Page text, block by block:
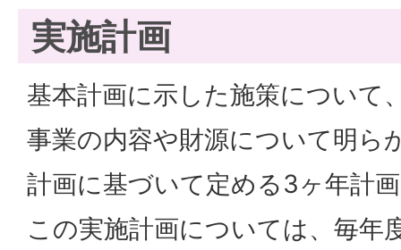
実施計画
基本計画に示した施策について
事業の内容や財源について明ら
計画に基づいて定める3ヶ年計
この実施計画については、毎年